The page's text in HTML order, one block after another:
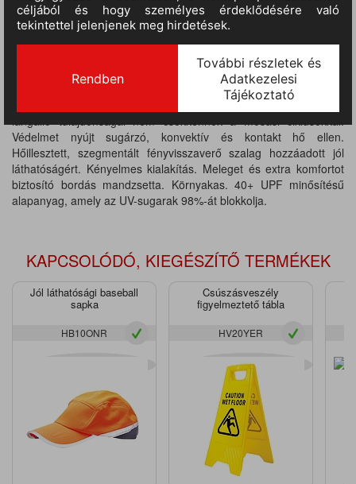
TERMÉKINFORMÁCIÓ
A könnyű modakril anyagból készült póló kiváló
mozgásszabadságot biztosít a szegmentált szalagos
kialakításnak köszönhetően. Könnyű és stílusos, ez a hosszú ujjú
póló tökéletes választás, hogy viselőjének tökéletes láthatóságot
és védelmet biztosítson veszélyes helyzetekben. Anyagában
lángálló tulajdonságai nem csökkennek a mosási ciklusokkal.
Védelmet nyújt sugárzó, konvektív és kontakt hő ellen.
Hőillesztett, szegmentált fényvisszaverő szalag hozzáadott jól
láthatóságért. Kényelmes kialakítás. Meleget és extra komfortot
biztosító bordás mandzsetta. Környakas. 40+ UPF minősítésű
alapanyag, amely az UV-sugarak 98%-át blokkolja.
KAPCSOLÓDÓ, KIEGÉSZÍTŐ TERMÉKEK
Jól láthatósági baseball
sapka
HB10ONR
Csúszásveszély
figyelmeztető tábla
HV20YER